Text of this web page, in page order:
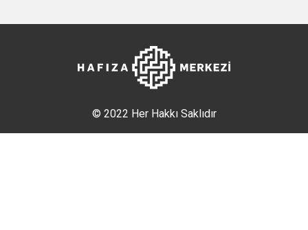
© 2022 Her Hakkı Saklıdır